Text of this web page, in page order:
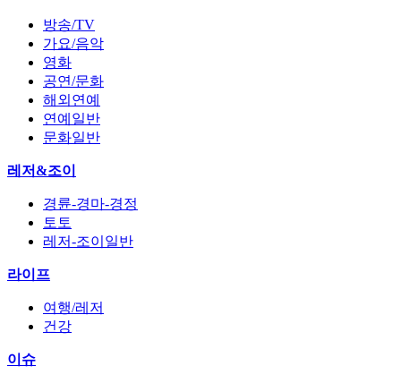
방송/TV
가요/음악
영화
공연/문화
해외연예
연예일반
문화일반
레저&조이
경륜-경마-경정
토토
레저-조이일반
라이프
여행/레저
건강
이슈